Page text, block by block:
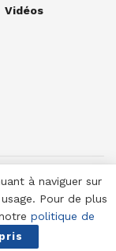
Vidéos
à naviguer sur
Pour de plus
politique de